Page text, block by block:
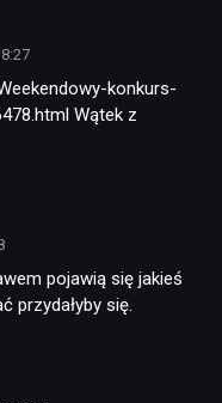
konkurs-
Wątek z
pojawią się jakieś
przydałyby się.